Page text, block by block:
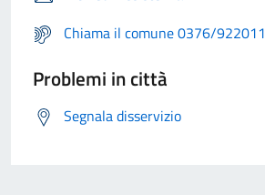
Chiama il comune 0376/922011
Problemi in città
Segnala disservizio